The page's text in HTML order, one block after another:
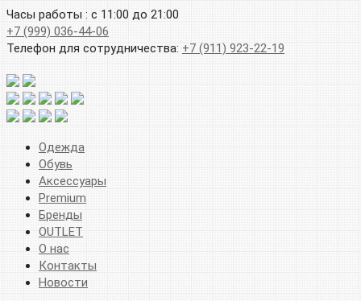
Часы работы : с 11:00 до 21:00
+7 (999) 036-44-06
Телефон для сотрудничества: +7 (911) 923-22-19
Одежда
Обувь
Аксессуары
Premium
Бренды
OUTLET
О нас
Контакты
Новости